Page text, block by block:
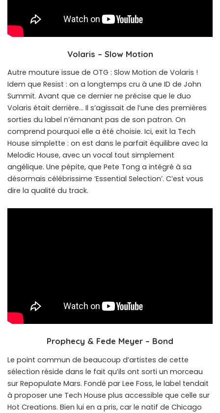
Volaris – Slow Motion
Autre mouture issue de OTG : Slow Motion de Volaris !
Idem que Resist : on a longtemps cru à une ID de John
Summit. Avant que ce dernier ne précise que le duo
Volaris était derrière… Il s’agissait de l’une des premières
sorties du label n’émanant pas de son patron. On
comprend pourquoi elle a été choisie. Ici, exit la Tech
House simplette : on est dans le parfait équilibre avec la
Melodic House, avec un vocal tout simplement
angélique. Une pépite, que Pete Tong a intégré à sa
désormais célébrissime ‘Essential Selection’. C’est vous
dire la qualité du track.
Prophecy & Fede Meyer – Bond
Le point commun de beaucoup d’artistes de cette
sélection réside dans le fait qu’ils ont sorti un morceau
sur Repopulate Mars. Fondé par Lee Foss, le label tendait
à proposer une Tech House plus accessible que celle sur
Hot Creations. Bien lui en a pris, car le natif de Chicago